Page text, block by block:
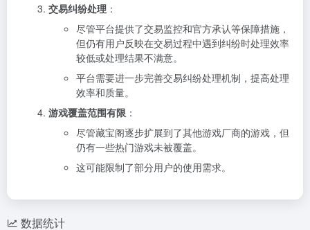
交易纠纷处理 ：
尽管平台提供了交易监控和官方承认等保障措施，
但仍有用户反映在交易过程中遇到纠纷时处理效率
较低或处理结果不满意。
平台需要进一步完善交易纠纷处理机制，提高处理
效率和质量。
游戏覆盖范围有限 ：
尽管藏宝阁逐步扩展到了其他游戏厂商的游戏，但
仍有一些热门游戏未被覆盖。
这可能限制了部分用户的使用需求。
数据统计